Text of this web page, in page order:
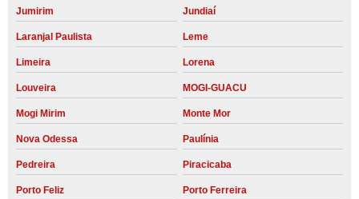
Jumirim Jundiaí
Laranjal Paulista Leme
Limeira Lorena
Louveira MOGI-GUACU
Mogi Mirim Monte Mor
Nova Odessa Paulínia
Pedreira Piracicaba
Porto Feliz Porto Ferreira